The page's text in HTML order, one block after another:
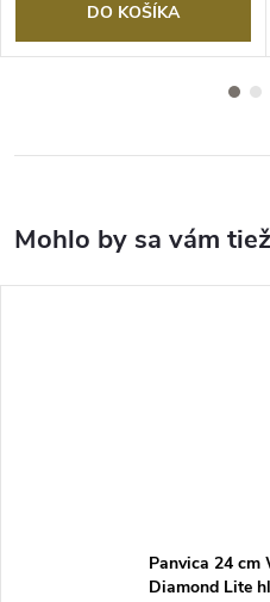
DO KOŠÍKA
Panvica 24 cm
Diamond Lite